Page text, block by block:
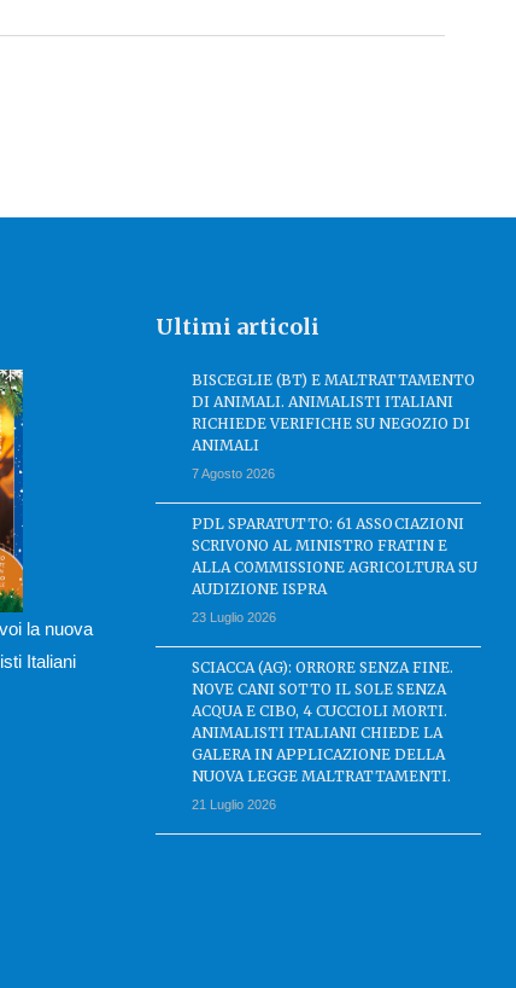
la nuova
Italiani
Ultimi articoli
BISCEGLIE (BT) E MALTRATTAMENTO
DI ANIMALI. ANIMALISTI ITALIANI
RICHIEDE VERIFICHE SU NEGOZIO DI
ANIMALI
7 Agosto 2026
PDL SPARATUTTO: 61 ASSOCIAZIONI
SCRIVONO AL MINISTRO FRATIN E
ALLA COMMISSIONE AGRICOLTURA SU
AUDIZIONE ISPRA
23 Luglio 2026
SCIACCA (AG): ORRORE SENZA FINE.
NOVE CANI SOTTO IL SOLE SENZA
ACQUA E CIBO, 4 CUCCIOLI MORTI.
ANIMALISTI ITALIANI CHIEDE LA
GALERA IN APPLICAZIONE DELLA
NUOVA LEGGE MALTRATTAMENTI.
21 Luglio 2026